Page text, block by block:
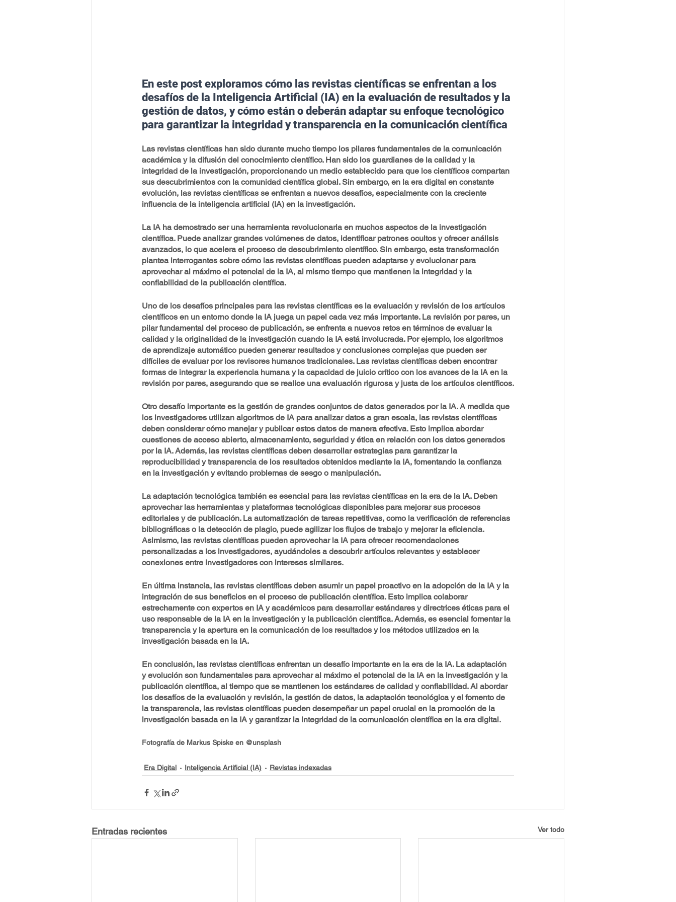
En este post exploramos cómo las revistas científicas se enfrentan a los
desafíos de la Inteligencia Artificial (IA) en la evaluación de resultados y la
gestión de datos, y cómo están o deberán adaptar su enfoque tecnológico
para garantizar la integridad y transparencia en la comunicación científica
Las revistas científicas han sido durante mucho tiempo los pilares fundamentales de la comunicación
académica y la difusión del conocimiento científico. Han sido los guardianes de la calidad y la
integridad de la investigación, proporcionando un medio establecido para que los científicos compartan
sus descubrimientos con la comunidad científica global. Sin embargo, en la era digital en constante
evolución, las revistas científicas se enfrentan a nuevos desafíos, especialmente con la creciente
influencia de la inteligencia artificial (IA) en la investigación.
La IA ha demostrado ser una herramienta revolucionaria en muchos aspectos de la investigación
científica. Puede analizar grandes volúmenes de datos, identificar patrones ocultos y ofrecer análisis
avanzados, lo que acelera el proceso de descubrimiento científico. Sin embargo, esta transformación
plantea interrogantes sobre cómo las revistas científicas pueden adaptarse y evolucionar para
aprovechar al máximo el potencial de la IA, al mismo tiempo que mantienen la integridad y la
confiabilidad de la publicación científica.
Uno de los desafíos principales para las revistas científicas es la evaluación y revisión de los artículos
científicos en un entorno donde la IA juega un papel cada vez más importante. La revisión por pares, un
pilar fundamental del proceso de publicación, se enfrenta a nuevos retos en términos de evaluar la
calidad y la originalidad de la investigación cuando la IA está involucrada. Por ejemplo, los algoritmos
de aprendizaje automático pueden generar resultados y conclusiones complejas que pueden ser
difíciles de evaluar por los revisores humanos tradicionales. Las revistas científicas deben encontrar
formas de integrar la experiencia humana y la capacidad de juicio crítico con los avances de la IA en la
revisión por pares, asegurando que se realice una evaluación rigurosa y justa de los artículos científicos.
Otro desafío importante es la gestión de grandes conjuntos de datos generados por la IA. A medida que
los investigadores utilizan algoritmos de IA para analizar datos a gran escala, las revistas científicas
deben considerar cómo manejar y publicar estos datos de manera efectiva. Esto implica abordar
cuestiones de acceso abierto, almacenamiento, seguridad y ética en relación con los datos generados
por la IA. Además, las revistas científicas deben desarrollar estrategias para garantizar la
reproducibilidad y transparencia de los resultados obtenidos mediante la IA, fomentando la confianza
en la investigación y evitando problemas de sesgo o manipulación.
La adaptación tecnológica también es esencial para las revistas científicas en la era de la IA. Deben
aprovechar las herramientas y plataformas tecnológicas disponibles para mejorar sus procesos
editoriales y de publicación. La automatización de tareas repetitivas, como la verificación de referencias
bibliográficas o la detección de plagio, puede agilizar los flujos de trabajo y mejorar la eficiencia.
Asimismo, las revistas científicas pueden aprovechar la IA para ofrecer recomendaciones
personalizadas a los investigadores, ayudándoles a descubrir artículos relevantes y establecer
conexiones entre investigadores con intereses similares.
En última instancia, las revistas científicas deben asumir un papel proactivo en la adopción de la IA y la
integración de sus beneficios en el proceso de publicación científica. Esto implica colaborar
estrechamente con expertos en IA y académicos para desarrollar estándares y directrices éticas para el
uso responsable de la IA en la investigación y la publicación científica. Además, es esencial fomentar la
transparencia y la apertura en la comunicación de los resultados y los métodos utilizados en la
investigación basada en la IA.
En conclusión, las revistas científicas enfrentan un desafío importante en la era de la IA. La adaptación
y evolución son fundamentales para aprovechar al máximo el potencial de la IA en la investigación y la
publicación científica, al tiempo que se mantienen los estándares de calidad y confiabilidad. Al abordar
los desafíos de la evaluación y revisión, la gestión de datos, la adaptación tecnológica y el fomento de
la transparencia, las revistas científicas pueden desempeñar un papel crucial en la promoción de la
investigación basada en la IA y garantizar la integridad de la comunicación científica en la era digital.
Fotografía de Markus Spiske en @unsplash
Era Digital Inteligencia Artificial (IA) Revistas indexadas
Entradas recientes Ver todo